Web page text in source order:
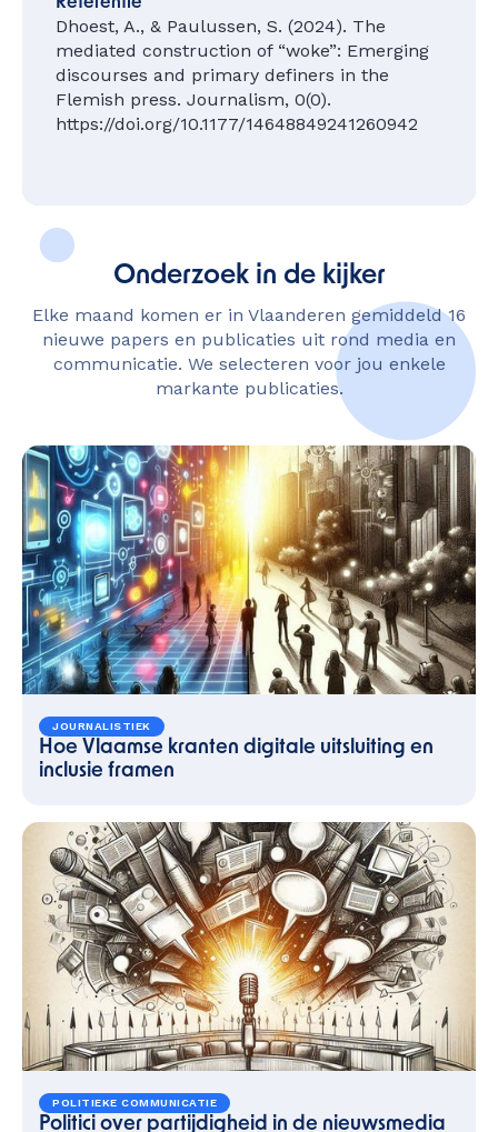
Dhoest, A., & Paulussen, S. (2024). The
mediated construction of “woke”: Emerging
discourses and primary definers in the
Flemish press. Journalism, 0(0).
https://doi.org/10.1177/14648849241260942
Onderzoek in de kijker
Elke maand komen er in Vlaanderen gemiddeld 16
nieuwe papers en publicaties uit rond media en
communicatie. We selecteren voor jou enkele
markante publicaties.
JOURNALISTIEK
Hoe Vlaamse kranten digitale uitsluiting en
inclusie framen
POLITIEKE COMMUNICATIE
Politici over partijdigheid in de nieuwsmedia